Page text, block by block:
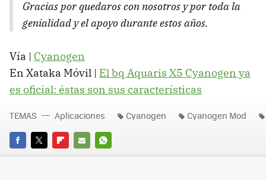
Gracias por quedaros con nosotros y por toda la
genialidad y el apoyo durante estos años.
Vía | Cyanogen
En Xataka Móvil | El bq Aquaris X5 Cyanogen ya
es oficial: éstas son sus características
FACEBOOK
TWITTERFLIPBOARD
E-
WHATSAPP
TEMAS Aplicaciones Cyanogen Cyanogen Mod